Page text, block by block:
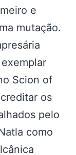
e
mutação.
Scion of
os
pelo
como